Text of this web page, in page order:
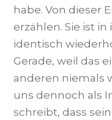
habe. Von dieser
erzählen. Sie ist
identisch
Gerade, weil das
anderen niemals
uns dennoch als
schreibt, dass